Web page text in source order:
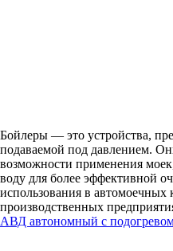
Бойлеры — это устройства,
подаваемой под давлением.
возможности применения
воду для более эффективной
использования в автомоечных
производственных
АВД автономный с